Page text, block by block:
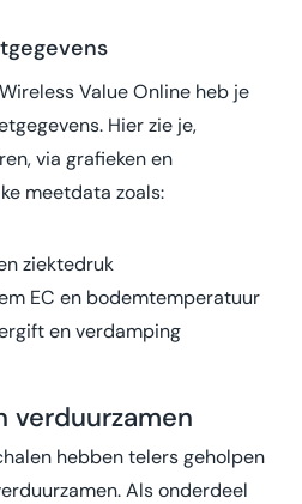
Value Online heb je
Hier zie je,
via grafieken en
meetdata zoals:
ziektedruk
EC en bodemtemperatuur
en verdamping
verduurzamen
hebben telers geholpen
Als onderdeel